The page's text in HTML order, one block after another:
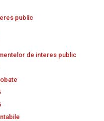
public
de interes public